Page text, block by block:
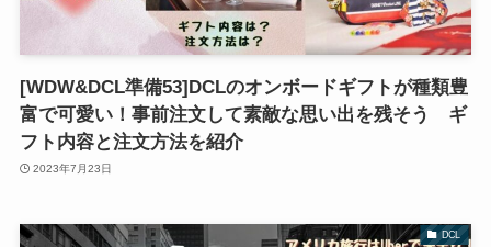
[WDW&DCL準備53]DCLのオンボードギフトが種類豊
富で可愛い！事前注文して素敵な思い出を残そう ギ
フト内容と注文方法を紹介
2023年7月23日
DCL